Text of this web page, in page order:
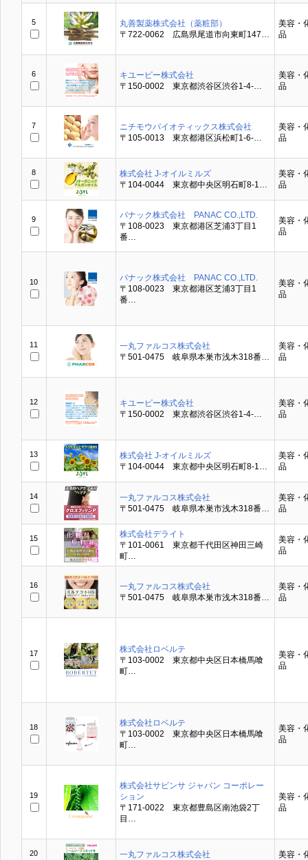
5
丸善製薬株式会社（薬粧部）
〒722-0062 広島県尾道市向東町147…
美容・
品
6
キユーピー株式会社
〒150-0002 東京都渋谷区渋谷1-4-…
美容・
品
7
ニチモウバイオティックス株式会社
〒105-0013 東京都港区浜松町1-6-…
美容・
品
8
株式会社 J-オイルミルズ
〒104-0044 東京都中央区明石町8-1…
美容・
品
9
パナック株式会社 PANAC CO.,LTD.
〒108-0023 東京都港区芝浦3丁目1
番…
美容・
品
10
パナック株式会社 PANAC CO.,LTD.
〒108-0023 東京都港区芝浦3丁目1
番…
美容・
品
11
一丸ファルコス株式会社
〒501-0475 岐阜県本巣市浅木318番…
美容・
品
12
キユーピー株式会社
〒150-0002 東京都渋谷区渋谷1-4-…
美容・
品
13
株式会社 J-オイルミルズ
〒104-0044 東京都中央区明石町8-1…
美容・
品
14
一丸ファルコス株式会社
〒501-0475 岐阜県本巣市浅木318番…
美容・
品
15
株式会社デライト
〒101-0061 東京都千代田区神田三崎
町…
美容・
品
16
一丸ファルコス株式会社
〒501-0475 岐阜県本巣市浅木318番…
美容・
品
17
株式会社ロベルテ
〒103-0002 東京都中央区日本橋馬喰
町…
美容・
品
18
株式会社ロベルテ
〒103-0002 東京都中央区日本橋馬喰
町…
美容・
品
19
株式会社サビンサ ジャパン コーポレー
ション
〒171-0022 東京都豊島区南池袋2丁
目…
美容・
品
20
一丸ファルコス株式会社
美容・